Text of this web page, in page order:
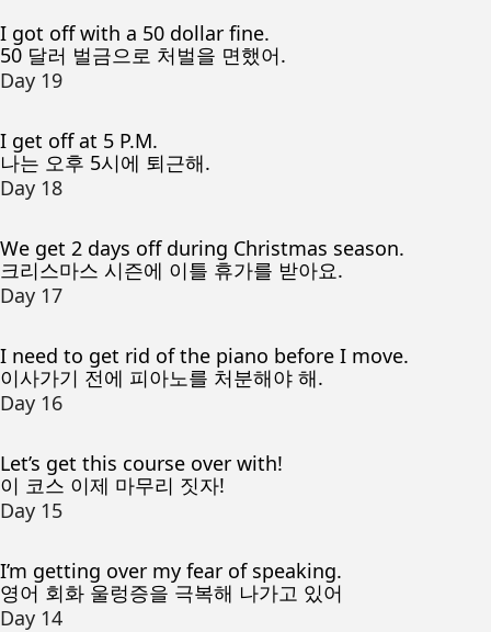
I got off with a 50 dollar fine.
50 달러 벌금으로 처벌을 면했어.
Day 19
I get off at 5 P.M.
나는 오후 5시에 퇴근해.
Day 18
We get 2 days off during Christmas season.
크리스마스 시즌에 이틀 휴가를 받아요.
Day 17
I need to get rid of the piano before I move.
이사가기 전에 피아노를 처분해야 해.
Day 16
Let’s get this course over with!
이 코스 이제 마무리 짓자!
Day 15
I’m getting over my fear of speaking.
영어 회화 울렁증을 극복해 나가고 있어
Day 14